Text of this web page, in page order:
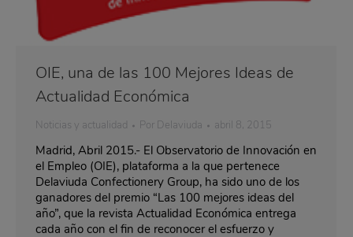
OIE, una de las 100 Mejores Ideas de
Actualidad Económica
Noticias y actualidad Por Delaviuda abril 8, 2015
Madrid, Abril 2015.- El Observatorio de Innovación en
el Empleo (OIE), plataforma a la que pertenece
Delaviuda Confectionery Group, ha sido uno de los
ganadores del premio “Las 100 mejores ideas del
año”, que la revista Actualidad Económica entrega
cada año con el fin de reconocer el esfuerzo y